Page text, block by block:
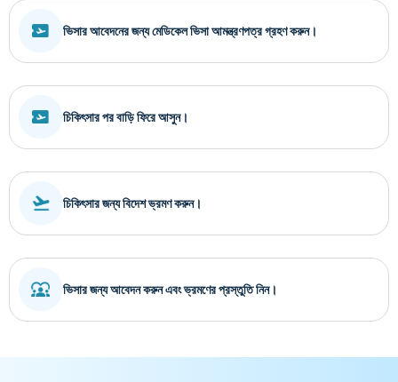
ভিসার আবেদনের জন্য মেডিকেল ভিসা আমন্ত্রণপত্র গ্রহণ করুন।
চিকিৎসার পর বাড়ি ফিরে আসুন।
চিকিৎসার জন্য বিদেশ ভ্রমণ করুন।
ভিসার জন্য আবেদন করুন এবং ভ্রমণের প্রস্তুতি নিন।